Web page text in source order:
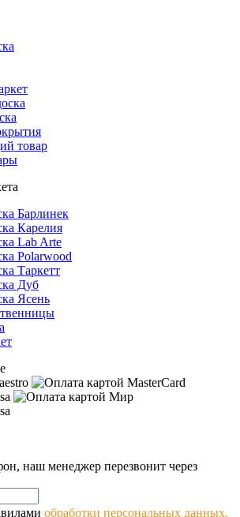
товар
Барлинек
Карелия
Lab Arte
Polarwood
Таркетт
Дуб
Ясень
наш менеджер перезвонит через
обработки персональных данных.